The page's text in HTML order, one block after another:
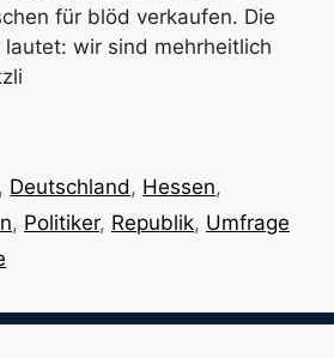
für blöd verkaufen. Die
wir sind mehrheitlich
, Deutschland , Hessen,
, Politiker, Republik, Umfrage